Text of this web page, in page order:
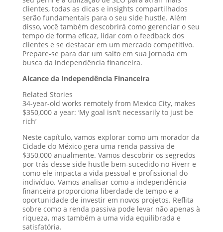
clientes, todas as dicas e insights compartilhados
serão fundamentais para o seu side hustle. Além
disso, você também descobrirá como gerenciar o seu
tempo de forma eficaz, lidar com o feedback dos
clientes e se destacar em um mercado competitivo.
Prepare-se para dar um salto em sua jornada em
busca da independência financeira.
Alcance da Independência Financeira
Related Stories
34-year-old works remotely from Mexico City, makes
$350,000 a year: ‘My goal isn’t necessarily to just be
rich’
Neste capítulo, vamos explorar como um morador da
Cidade do México gera uma renda passiva de
$350,000 anualmente. Vamos descobrir os segredos
por trás desse side hustle bem-sucedido no Fiverr e
como ele impacta a vida pessoal e profissional do
indivíduo. Vamos analisar como a independência
financeira proporciona liberdade de tempo e a
oportunidade de investir em novos projetos. Reflita
sobre como a renda passiva pode levar não apenas à
riqueza, mas também a uma vida equilibrada e
satisfatória.